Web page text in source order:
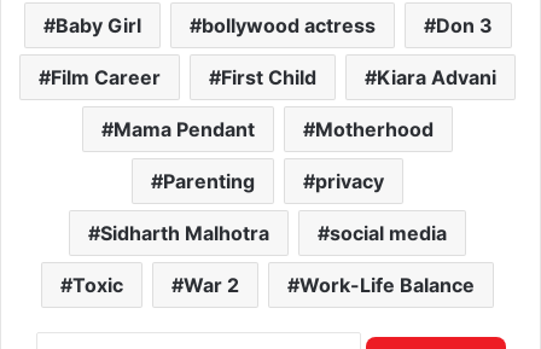
Baby Girl bollywood actress Don 3
Film Career First Child Kiara Advani
Mama Pendant Motherhood
Parenting privacy
Sidharth Malhotra social media
Toxic War 2 Work-Life Balance